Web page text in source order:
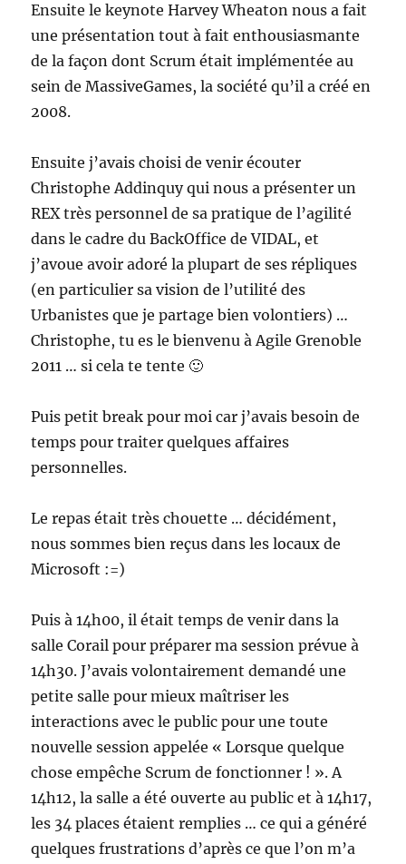
Ensuite le keynote Harvey Wheaton nous a fait
une présentation tout à fait enthousiasmante
de la façon dont Scrum était implémentée au
sein de MassiveGames, la société qu’il a créé en
2008.
Ensuite j’avais choisi de venir écouter
Christophe Addinquy qui nous a présenter un
REX très personnel de sa pratique de l’agilité
dans le cadre du BackOffice de VIDAL, et
j’avoue avoir adoré la plupart de ses répliques
(en particulier sa vision de l’utilité des
Urbanistes que je partage bien volontiers) …
Christophe, tu es le bienvenu à Agile Grenoble
2011 … si cela te tente 🙂
Puis petit break pour moi car j’avais besoin de
temps pour traiter quelques affaires
personnelles.
Le repas était très chouette … décidément,
nous sommes bien reçus dans les locaux de
Microsoft :=)
Puis à 14h00, il était temps de venir dans la
salle Corail pour préparer ma session prévue à
14h30. J’avais volontairement demandé une
petite salle pour mieux maîtriser les
interactions avec le public pour une toute
nouvelle session appelée « Lorsque quelque
chose empêche Scrum de fonctionner ! ». A
14h12, la salle a été ouverte au public et à 14h17,
les 34 places étaient remplies … ce qui a généré
quelques frustrations d’après ce que l’on m’a